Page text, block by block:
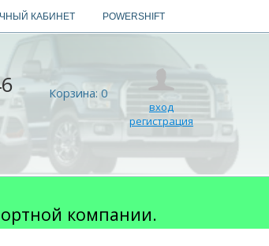
КАБИНЕТ POWERSHIFT
вход
регистрация
Корзина: 0
компании.